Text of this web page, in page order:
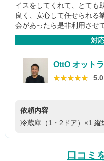
イスをしてくれて、とても
良く、安心して任せられる
会があったら是非利用させ
対
OttO オット
★★★★★
★★★★★ 5.0
依頼内容
冷蔵庫（1・2ドア）×1 縦
口コミ